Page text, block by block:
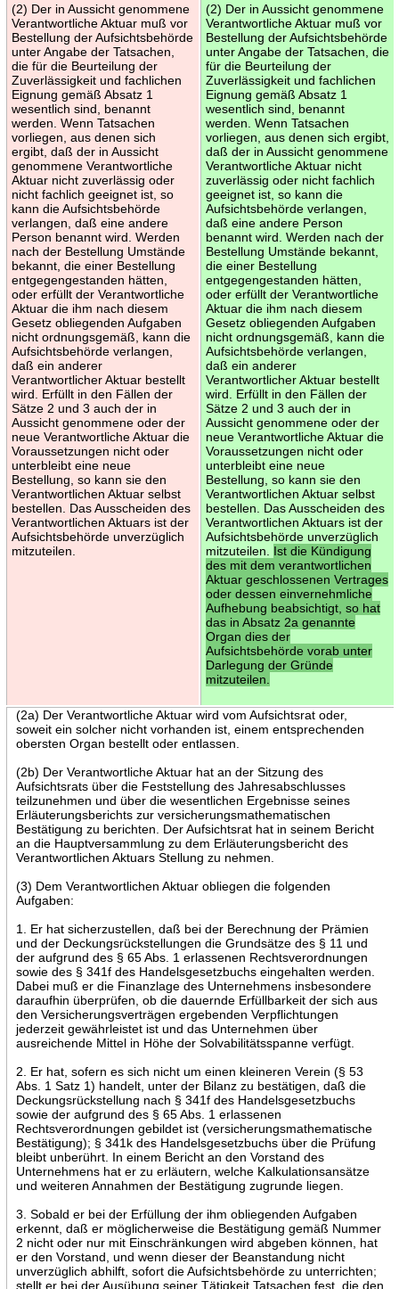
(2) Der in Aussicht genommene
Verantwortliche Aktuar muß vor
Bestellung der Aufsichtsbehörde
unter Angabe der Tatsachen,
die für die Beurteilung der
Zuverlässigkeit und fachlichen
Eignung gemäß Absatz 1
wesentlich sind, benannt
werden. Wenn Tatsachen
vorliegen, aus denen sich
ergibt, daß der in Aussicht
genommene Verantwortliche
Aktuar nicht zuverlässig oder
nicht fachlich geeignet ist, so
kann die Aufsichtsbehörde
verlangen, daß eine andere
Person benannt wird. Werden
nach der Bestellung Umstände
bekannt, die einer Bestellung
entgegengestanden hätten,
oder erfüllt der Verantwortliche
Aktuar die ihm nach diesem
Gesetz obliegenden Aufgaben
nicht ordnungsgemäß, kann die
Aufsichtsbehörde verlangen,
daß ein anderer
Verantwortlicher Aktuar bestellt
wird. Erfüllt in den Fällen der
Sätze 2 und 3 auch der in
Aussicht genommene oder der
neue Verantwortliche Aktuar die
Voraussetzungen nicht oder
unterbleibt eine neue
Bestellung, so kann sie den
Verantwortlichen Aktuar selbst
bestellen. Das Ausscheiden des
Verantwortlichen Aktuars ist der
Aufsichtsbehörde unverzüglich
mitzuteilen.
(2) Der in Aussicht genommene
Verantwortliche Aktuar muß vor
Bestellung der Aufsichtsbehörde
unter Angabe der Tatsachen, die
für die Beurteilung der
Zuverlässigkeit und fachlichen
Eignung gemäß Absatz 1
wesentlich sind, benannt
werden. Wenn Tatsachen
vorliegen, aus denen sich ergibt,
daß der in Aussicht genommene
Verantwortliche Aktuar nicht
zuverlässig oder nicht fachlich
geeignet ist, so kann die
Aufsichtsbehörde verlangen,
daß eine andere Person
benannt wird. Werden nach der
Bestellung Umstände bekannt,
die einer Bestellung
entgegengestanden hätten,
oder erfüllt der Verantwortliche
Aktuar die ihm nach diesem
Gesetz obliegenden Aufgaben
nicht ordnungsgemäß, kann die
Aufsichtsbehörde verlangen,
daß ein anderer
Verantwortlicher Aktuar bestellt
wird. Erfüllt in den Fällen der
Sätze 2 und 3 auch der in
Aussicht genommene oder der
neue Verantwortliche Aktuar die
Voraussetzungen nicht oder
unterbleibt eine neue
Bestellung, so kann sie den
Verantwortlichen Aktuar selbst
bestellen. Das Ausscheiden des
Verantwortlichen Aktuars ist der
Aufsichtsbehörde unverzüglich
mitzuteilen. Ist die Kündigung
des mit dem verantwortlichen
Aktuar geschlossenen Vertrages
oder dessen einvernehmliche
Aufhebung beabsichtigt, so hat
das in Absatz 2a genannte
Organ dies der
Aufsichtsbehörde vorab unter
Darlegung der Gründe
mitzuteilen.
(2a) Der Verantwortliche Aktuar wird vom Aufsichtsrat oder,
soweit ein solcher nicht vorhanden ist, einem entsprechenden
obersten Organ bestellt oder entlassen.
(2b) Der Verantwortliche Aktuar hat an der Sitzung des
Aufsichtsrats über die Feststellung des Jahresabschlusses
teilzunehmen und über die wesentlichen Ergebnisse seines
Erläuterungsberichts zur versicherungsmathematischen
Bestätigung zu berichten. Der Aufsichtsrat hat in seinem Bericht
an die Hauptversammlung zu dem Erläuterungsbericht des
Verantwortlichen Aktuars Stellung zu nehmen.
(3) Dem Verantwortlichen Aktuar obliegen die folgenden
Aufgaben:
1. Er hat sicherzustellen, daß bei der Berechnung der Prämien
und der Deckungsrückstellungen die Grundsätze des § 11 und
der aufgrund des § 65 Abs. 1 erlassenen Rechtsverordnungen
sowie des § 341f des Handelsgesetzbuchs eingehalten werden.
Dabei muß er die Finanzlage des Unternehmens insbesondere
daraufhin überprüfen, ob die dauernde Erfüllbarkeit der sich aus
den Versicherungsverträgen ergebenden Verpflichtungen
jederzeit gewährleistet ist und das Unternehmen über
ausreichende Mittel in Höhe der Solvabilitätsspanne verfügt.
2. Er hat, sofern es sich nicht um einen kleineren Verein (§ 53
Abs. 1 Satz 1) handelt, unter der Bilanz zu bestätigen, daß die
Deckungsrückstellung nach § 341f des Handelsgesetzbuchs
sowie der aufgrund des § 65 Abs. 1 erlassenen
Rechtsverordnungen gebildet ist (versicherungsmathematische
Bestätigung); § 341k des Handelsgesetzbuchs über die Prüfung
bleibt unberührt. In einem Bericht an den Vorstand des
Unternehmens hat er zu erläutern, welche Kalkulationsansätze
und weiteren Annahmen der Bestätigung zugrunde liegen.
3. Sobald er bei der Erfüllung der ihm obliegenden Aufgaben
erkennt, daß er möglicherweise die Bestätigung gemäß Nummer
2 nicht oder nur mit Einschränkungen wird abgeben können, hat
er den Vorstand, und wenn dieser der Beanstandung nicht
unverzüglich abhilft, sofort die Aufsichtsbehörde zu unterrichten;
stellt er bei der Ausübung seiner Tätigkeit Tatsachen fest, die den